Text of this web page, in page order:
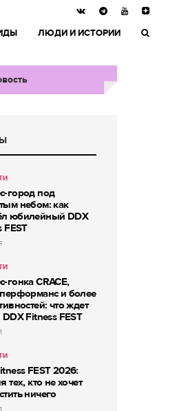
ЛЮДИ И ИСТОРИИ
город под
небом: как
юбилейный DDX
FEST
гонка CRACE,
и более
что ждет
DDX Fitness FEST
FEST 2026:
тех, кто не хочет
ничего